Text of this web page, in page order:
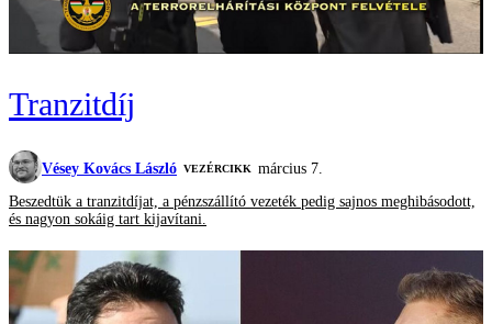
Tranzitdíj
Vésey Kovács László VEZÉRCIKK
március 7.
Beszedtük a tranzitdíjat, a pénzszállító vezeték pedig sajnos meghibásodott,
és nagyon sokáig tart kijavítani.